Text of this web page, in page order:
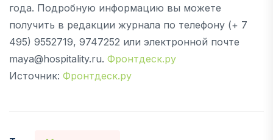
года. Подробную информацию вы можете
получить в редакции журнала по телефону (+ 7
495) 9552719, 9747252 или электронной почте
maya@hospitality.ru. Фронтдеск.ру
Источник: Фронтдеск.ру